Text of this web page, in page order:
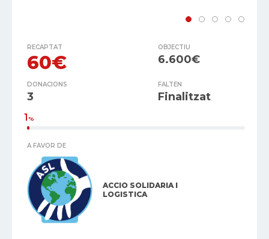
RECAPTAT
60€
OBJECTIU
6.600€
DONACIONS
3
FALTEN
Finalitzat
1%
A FAVOR DE
ACCIO SOLIDARIA I
LOGISTICA